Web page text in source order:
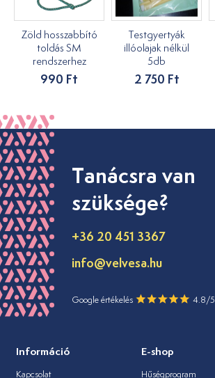
Zöld hosszabbító
toldás SM
rendszerhez
990 Ft
Testgyertyák
illóolajak nélkül
5db
2 750 Ft
Tanácsra van
szüksége?
+36 20 451 3367
info@velvesa.hu
Google értékelés 4.8/5
Információ
Kapcsolat
E-shop
Hűségprogram